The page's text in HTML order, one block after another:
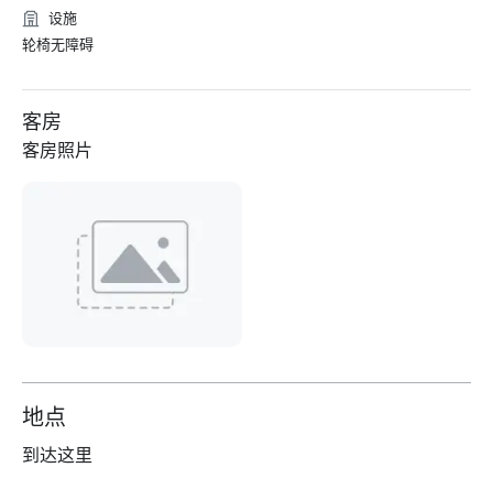
设施
轮椅无障碍
客房
客房照片
地点
到达这里